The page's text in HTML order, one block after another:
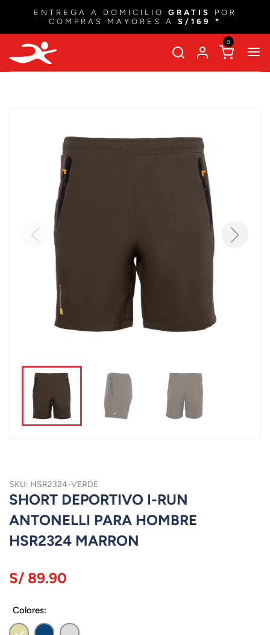
ENTREGA A DOMICILIO GRATIS
POR
COMPRAS MAYORES A S/169 *
0
SKU: HSR2324-VERDE
SHORT DEPORTIVO I-RUN
ANTONELLI PARA HOMBRE
HSR2324 MARRON
S/ 89.90
Colores: